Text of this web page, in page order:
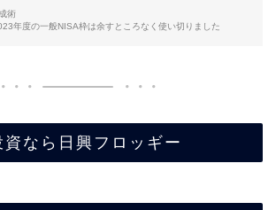
術
年度の一般NISA枠は余すところなく使い切りました
なら日興フロッギー